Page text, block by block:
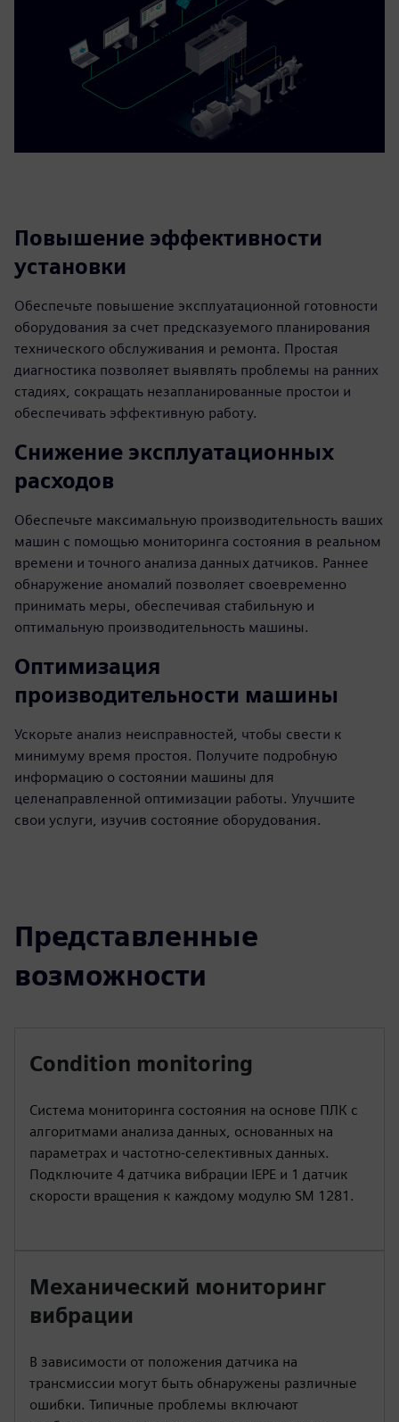
Повышение эффективности
установки
Обеспечьте повышение эксплуатационной готовности
оборудования за счет предсказуемого планирования
технического обслуживания и ремонта. Простая
диагностика позволяет выявлять проблемы на ранних
стадиях, сокращать незапланированные простои и
обеспечивать эффективную работу.
Снижение эксплуатационных
расходов
Обеспечьте максимальную производительность ваших
машин с помощью мониторинга состояния в реальном
времени и точного анализа данных датчиков. Раннее
обнаружение аномалий позволяет своевременно
принимать меры, обеспечивая стабильную и
оптимальную производительность машины.
Оптимизация
производительности машины
Ускорьте анализ неисправностей, чтобы свести к
минимуму время простоя. Получите подробную
информацию о состоянии машины для
целенаправленной оптимизации работы. Улучшите
свои услуги, изучив состояние оборудования.
Представленные
возможности
Condition monitoring
Система мониторинга состояния на основе ПЛК с
алгоритмами анализа данных, основанных на
параметрах и частотно-селективных данных.
Подключите 4 датчика вибрации IEPE и 1 датчик
скорости вращения к каждому модулю SM 1281.
Механический мониторинг
вибрации
В зависимости от положения датчика на
трансмиссии могут быть обнаружены различные
ошибки. Типичные проблемы включают